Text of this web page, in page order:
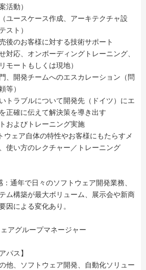
活動）
ユースケース作成、アーキテクチャ設
スト）
後のお客様に対する技術サポート
対応、オンボーディングトレーニング、
モートもしくは現地）
、開発チームへのエスカレーション（問
等）
トラブルについて開発先（ドイツ）にエ
正確に伝えて解決策を導き出す
およびトレーニング実施
ウェア自体の特性やお客様にもたらすメ
使い方のレクチャー／トレーニング
通年で日々のソフトウェア開発業務、
ム構築が最大ボリューム、展示会や新商
因による変化あり。
アグループマネージャー
パス】
他、ソフトウェア開発、自動化ソリュー